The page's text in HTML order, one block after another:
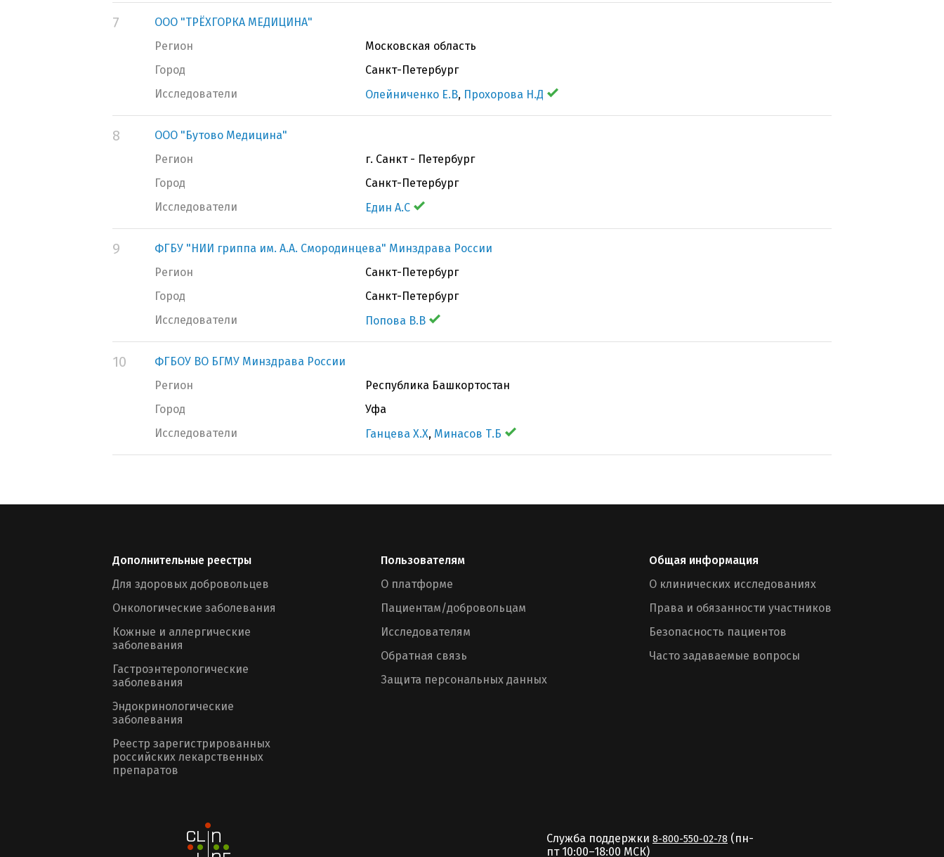
7
ООО "ТРЁХГОРКА МЕДИЦИНА"
Регион
Московская область
Город
Санкт-Петербург
Исследователи
Олейниченко Е.В, Прохорова Н.Д
8
ООО "Бутово Медицина"
Регион
г. Санкт - Петербург
Город
Санкт-Петербург
Исследователи
Един А.С
9
ФГБУ "НИИ гриппа им. А.А. Смородинцева" Минздрава России
Регион
Санкт-Петербург
Город
Санкт-Петербург
Исследователи
Попова В.В
10
ФГБОУ ВО БГМУ Минздрава России
Регион
Республика Башкортостан
Город
Уфа
Исследователи
Ганцева Х.Х, Минасов Т.Б
Дополнительные реестры
Для здоровых добровольцев
Онкологические заболевания
Кожные и аллергические
заболевания
Гастроэнтерологические
заболевания
Эндокринологические
заболевания
Реестр зарегистрированных
российских лекарственных
препаратов
Пользователям
О платформе
Пациентам/добровольцам
Исследователям
Обратная связь
Защита персональных данных
Общая информация
О клинических исследованиях
Права и обязанности участников
Безопасность пациентов
Часто задаваемые вопросы
Служба поддержки 8-800-550-02-78 (пн-
пт 10:00–18:00 MCК)